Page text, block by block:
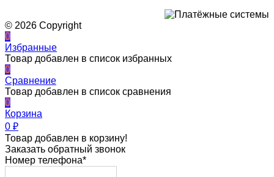
© 2026 Copyright
0
Избранные
Товар добавлен в список избранных
0
Сравнение
Товар добавлен в список сравнения
0
Корзина
0 ₽
Товар добавлен в корзину!
Заказать обратный звонок
Номер телефона*